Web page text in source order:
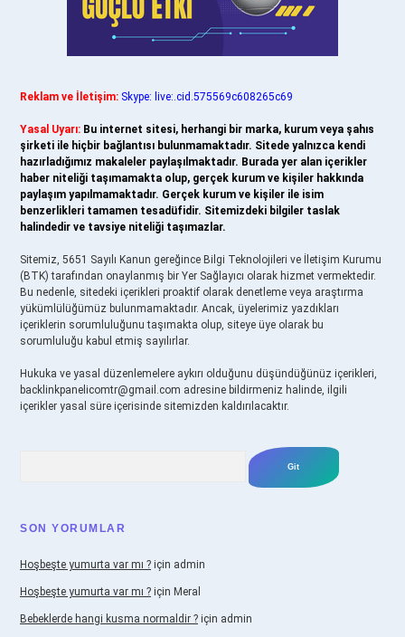
Reklam ve İletişim: Skype: live:.cid.575569c608265c69
Yasal Uyarı: Bu internet sitesi, herhangi bir marka, kurum veya şahıs
şirketi ile hiçbir bağlantısı bulunmamaktadır. Sitede yalnızca kendi
hazırladığımız makaleler paylaşılmaktadır. Burada yer alan içerikler
haber niteliği taşımamakta olup, gerçek kurum ve kişiler hakkında
paylaşım yapılmamaktadır. Gerçek kurum ve kişiler ile isim
benzerlikleri tamamen tesadüfidir. Sitemizdeki bilgiler taslak
halindedir ve tavsiye niteliği taşımazlar.
Sitemiz, 5651 Sayılı Kanun gereğince Bilgi Teknolojileri ve İletişim Kurumu
(BTK) tarafından onaylanmış bir Yer Sağlayıcı olarak hizmet vermektedir.
Bu nedenle, sitedeki içerikleri proaktif olarak denetleme veya araştırma
yükümlülüğümüz bulunmamaktadır. Ancak, üyelerimiz yazdıkları
içeriklerin sorumluluğunu taşımakta olup, siteye üye olarak bu
sorumluluğu kabul etmiş sayılırlar.
Hukuka ve yasal düzenlemelere aykırı olduğunu düşündüğünüz içerikleri,
backlinkpanelicomtr@gmail.com adresine bildirmeniz halinde, ilgili
içerikler yasal süre içerisinde sitemizden kaldırılacaktır.
SON YORUMLAR
Hoşbeşte yumurta var mı ? için admin
Hoşbeşte yumurta var mı ? için Meral
Bebeklerde hangi kusma normaldir ? için admin